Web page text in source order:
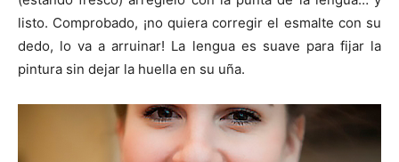
listo. Comprobado, ¡no quiera corregir el esmalte con su
dedo, lo va a arruinar! La lengua es suave para fijar la
pintura sin dejar la huella en su uña.